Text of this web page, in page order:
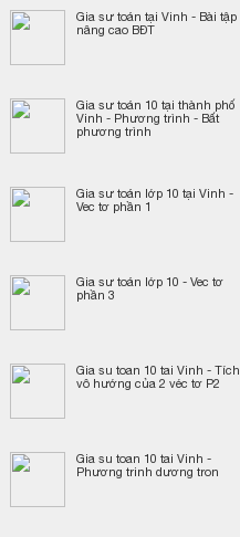
Gia sư toán tại Vinh - Bài tập
nâng cao BĐT
Gia sư toán 10 tại thành phố
Vinh - Phương trình - Bất
phương trình
Gia sư toán lớp 10 tại Vinh -
Vec tơ phần 1
Gia sư toán lớp 10 - Vec tơ
phần 3
Gia su toan 10 tai Vinh - Tích
vô hướng của 2 véc tơ P2
Gia su toan 10 tai Vinh -
Phương trinh dương tron